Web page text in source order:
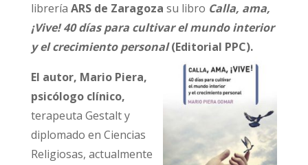
librería ARS de Zaragoza su libro Calla, ama,
¡Vive! 40 días para cultivar el mundo interior
y el crecimiento personal (Editorial PPC).
El autor, Mario Piera,
psicólogo clínico,
terapeuta Gestalt y
diplomado en Ciencias
Religiosas, actualmente